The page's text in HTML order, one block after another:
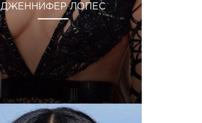
ДЖЕННИФЕР ЛОПЕС